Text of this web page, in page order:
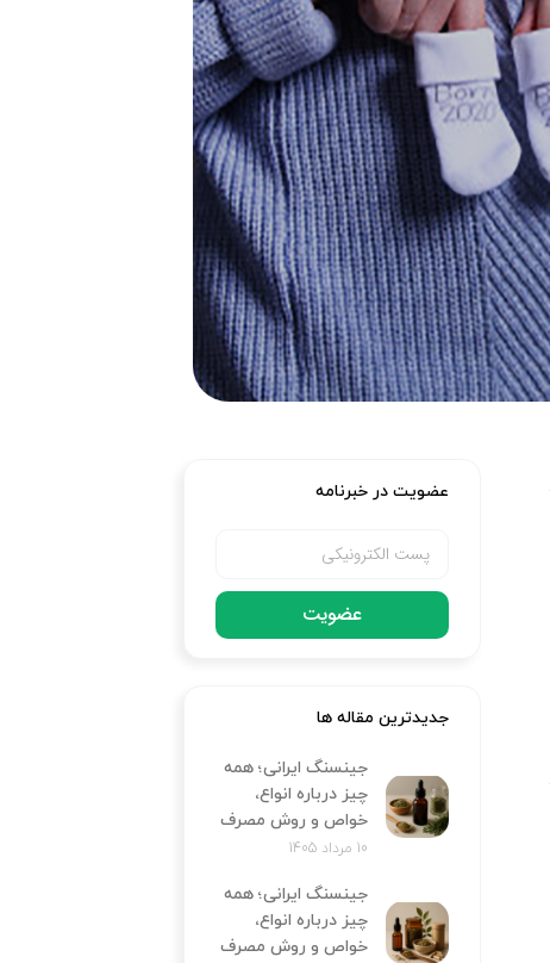
عضویت در خبرنامه
عضویت
جدیدترین مقاله ها
جینسنگ ایرانی؛ همه
چیز درباره انواع،
خواص و روش مصرف
10 مرداد 1405
جینسنگ ایرانی؛ همه
چیز درباره انواع،
خواص و روش مصرف